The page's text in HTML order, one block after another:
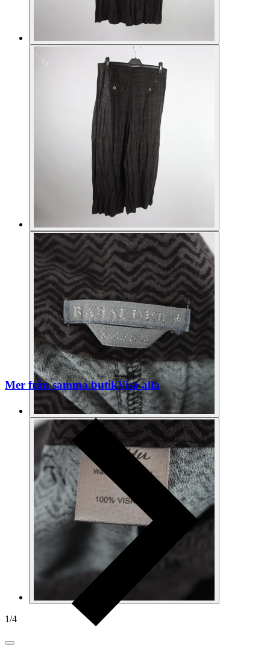
1/4
Mer från samma butikVisa alla